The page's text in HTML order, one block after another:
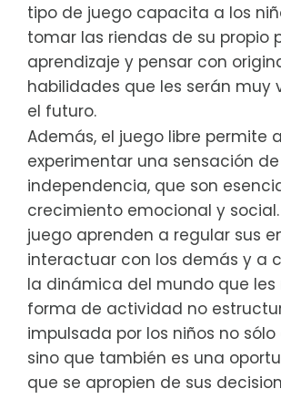
tipo de juego capacita a los
tomar las riendas de su propio
aprendizaje y pensar con
habilidades que les serán muy
el futuro.
Además, el juego libre permite
experimentar una sensación
independencia, que son
crecimiento emocional y
juego aprenden a regular sus
interactuar con los demás y a
la dinámica del mundo que les
forma de actividad no
impulsada por los niños no
sino que también es una
que se apropien de sus